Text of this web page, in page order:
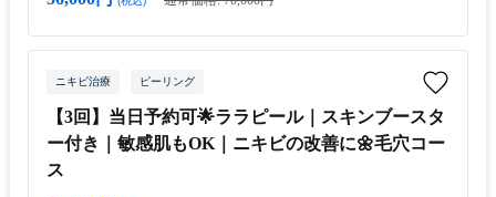
ニキビ治療 ピーリング
【3回】当日予約可🌟ララピール｜スキンブースタ
ー付き｜敏感肌もOK｜ニキビの改善に🌼毛穴コー
ス